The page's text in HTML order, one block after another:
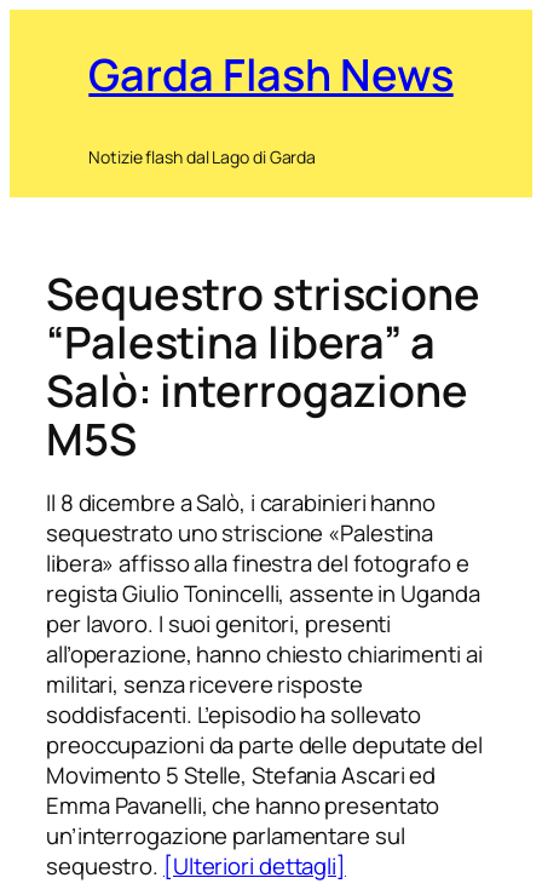
Garda Flash News
Notizie flash dal Lago di Garda
Sequestro striscione
“Palestina libera” a
Salò: interrogazione
M5S
Il 8 dicembre a Salò, i carabinieri hanno
sequestrato uno striscione «Palestina
libera» affisso alla finestra del fotografo e
regista Giulio Tonincelli, assente in Uganda
per lavoro. I suoi genitori, presenti
all’operazione, hanno chiesto chiarimenti ai
militari, senza ricevere risposte
soddisfacenti. L’episodio ha sollevato
preoccupazioni da parte delle deputate del
Movimento 5 Stelle, Stefania Ascari ed
Emma Pavanelli, che hanno presentato
un’interrogazione parlamentare sul
sequestro. [Ulteriori dettagli]